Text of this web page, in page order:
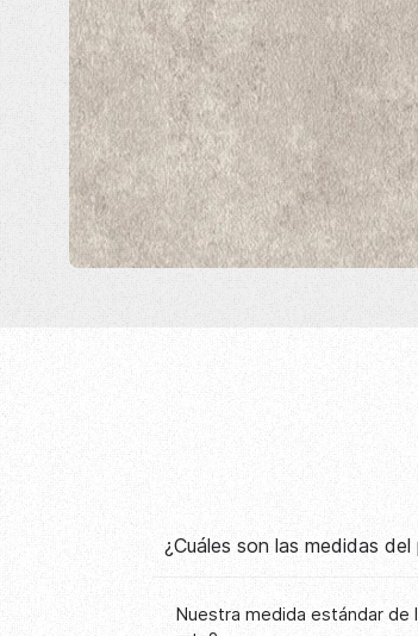
¿Cuáles son las medidas
Nuestra medida estándar de